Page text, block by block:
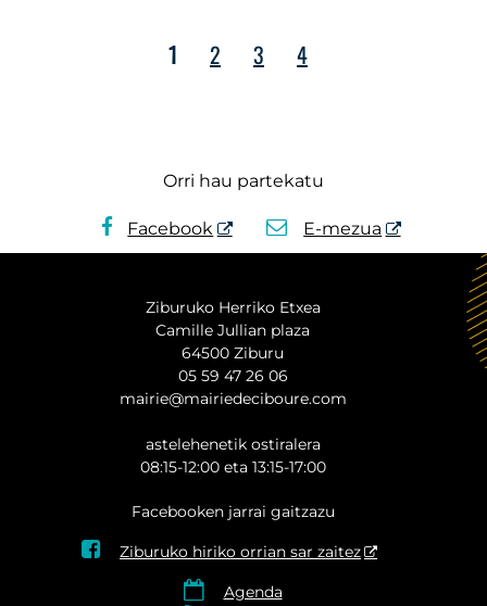
1 2 3 4
Orri hau partekatu
Facebook E-mezua
Ziburuko Herriko Etxea
Camille Jullian plaza
64500 Ziburu
05 59 47 26 06
mairie@mairiedeciboure.com
astelehenetik ostiralera
08:15-12:00 eta 13:15-17:00
Facebooken jarrai gaitzazu
 Ziburuko hiriko orrian sar zaitez
 Agenda